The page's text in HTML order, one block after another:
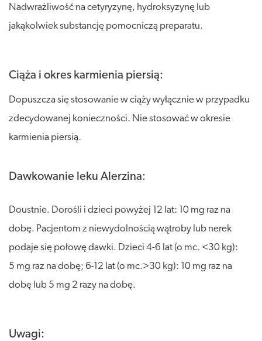
Nadwrażliwość na cetyryzynę, hydroksyzynę lub
jakąkolwiek substancję pomocniczą preparatu.
Ciąża i okres karmienia piersią:
Dopuszcza się stosowanie w ciąży wyłącznie w przypadku
zdecydowanej konieczności. Nie stosować w okresie
karmienia piersią.
Dawkowanie leku Alerzina:
Doustnie. Dorośli i dzieci powyżej 12 lat: 10 mg raz na
dobę. Pacjentom z niewydolnością wątroby lub nerek
podaje się połowę dawki. Dzieci 4-6 lat (o mc. <30 kg):
5 mg raz na dobę; 6-12 lat (o mc.>30 kg): 10 mg raz na
dobę lub 5 mg 2 razy na dobę.
Uwagi: